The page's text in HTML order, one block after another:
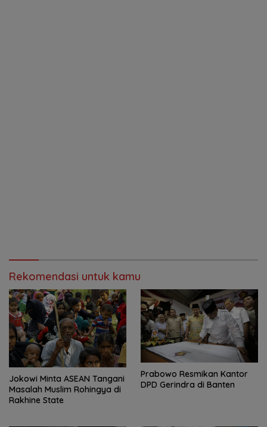
Rekomendasi untuk kamu
Jokowi Minta ASEAN Tangani
Masalah Muslim Rohingya di
Rakhine State
Prabowo Resmikan Kantor
DPD Gerindra di Banten